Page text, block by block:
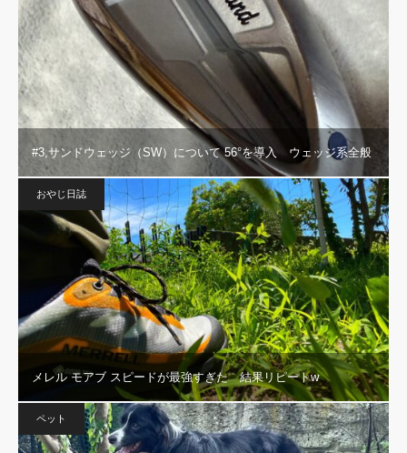
#3,サンドウェッジ（SW）について 56°を導入 ウェッジ系全般
おやじ日誌
メレル モアブ スピードが最強すぎた 結果リピートw
ペット